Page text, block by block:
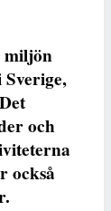
miljön
och
också